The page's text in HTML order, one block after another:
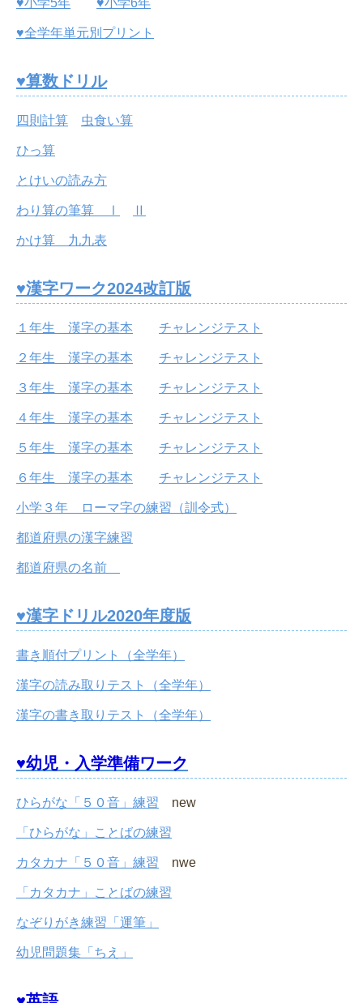
♥全学年単元別プリント
♥算数ドリル
四則計算 虫食い算
ひっ算
とけいの読み方
わり算の筆算 Ⅰ Ⅱ
かけ算 九九表
♥漢字ワーク2024改訂版
１年生 漢字の基本 チャレンジテスト
２年生 漢字の基本 チャレンジテスト
３年生 漢字の基本 チャレンジテスト
４年生 漢字の基本 チャレンジテスト
５年生 漢字の基本 チャレンジテスト
６年生 漢字の基本 チャレンジテスト
小学３年 ローマ字の練習（訓令式）
都道府県の漢字練習
都道府県の名前
♥漢字ドリル2020年度版
書き順付プリント（全学年）
漢字の読み取りテスト（全学年）
漢字の書き取りテスト（全学年）
♥幼児・入学準備ワーク
ひらがな「５０音」練習 new
「ひらがな」ことばの練習
カタカナ「５０音」練習 nwe
「カタカナ」ことばの練習
なぞりがき練習「運筆」
幼児問題集「ちえ」